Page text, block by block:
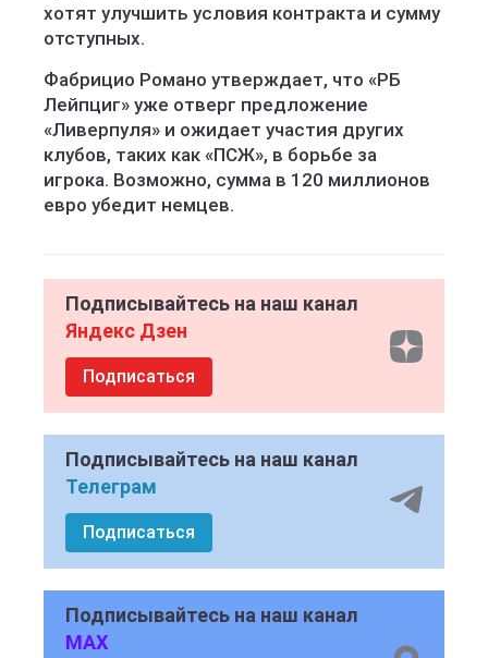
хотят улучшить условия контракта и сумму
отступных.
Фабрицио Романо утверждает, что «РБ
Лейпциг» уже отверг предложение
«Ливерпуля» и ожидает участия других
клубов, таких как «ПСЖ», в борьбе за
игрока. Возможно, сумма в 120 миллионов
евро убедит немцев.
Подписывайтесь на наш канал
Яндекс Дзен
Подписаться
Подписывайтесь на наш канал
Телеграм
Подписаться
Подписывайтесь на наш канал
MAX